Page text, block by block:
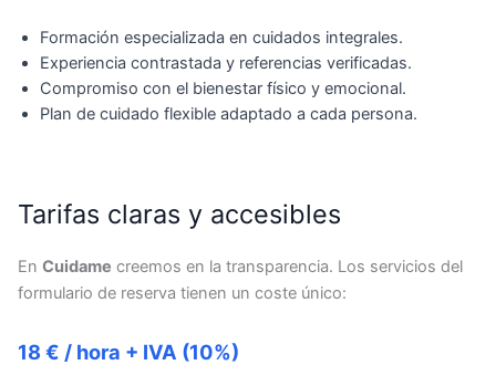
Formación especializada en cuidados integrales.
Experiencia contrastada y referencias verificadas.
Compromiso con el bienestar físico y emocional.
Plan de cuidado flexible adaptado a cada persona.
Tarifas claras y accesibles
En Cuidame creemos en la transparencia. Los servicios del
formulario de reserva tienen un coste único:
18 € / hora + IVA (10%)